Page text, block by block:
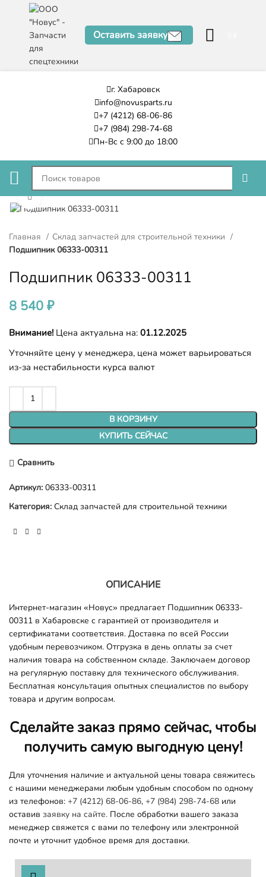
Оставить заявку
г. Хабаровск
info@novusparts.ru
+7 (4212) 68-06-86
+7 (984) 298-74-68
Пн-Вс с 9:00 до 18:00
Нажмите, чтобы увеличить
Главная
Склад запчастей для строительной техники
Подшипник 06333-00311
Подшипник 06333-00311
8 540 ₽
Внимание! Цена актуальна на: 01.12.2025
Уточняйте цену у менеджера, цена может варьироваться
из-за нестабильности курса валют
В КОРЗИНУ
КУПИТЬ СЕЙЧАС
Сравнить
Артикул: 06333-00311
Категория: Склад запчастей для строительной техники
ОПИСАНИЕ
Интернет-магазин «Новус» предлагает Подшипник 06333-
00311 в Хабаровске с гарантией от производителя и
сертификатами соответствия. Доставка по всей России
удобным перевозчиком. Отгрузка в день оплаты за счет
наличия товара на собственном складе. Заключаем договор
на регулярную поставку для технического обслуживания.
Бесплатная консультация опытных специалистов по выбору
товара и другим вопросам.
Сделайте заказ прямо сейчас, чтобы
получить самую выгодную цену!
Для уточнения наличие и актуальной цены товара свяжитесь
с нашими менеджерами любым удобным способом по одному
из телефонов: +7 (4212) 68-06-86, +7 (984) 298-74-68 или
оставив заявку на сайте. После обработки вашего заказа
менеджер свяжется с вами по телефону или электронной
почте и уточнит удобное время для доставки.